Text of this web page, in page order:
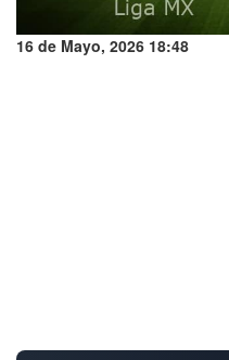
16 de Mayo, 2026 18:48